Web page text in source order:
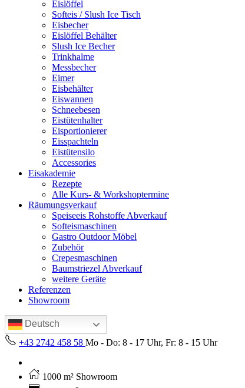
Eislöffel
Softeis / Slush Ice Tisch
Eisbecher
Eislöffel Behälter
Slush Ice Becher
Trinkhalme
Messbecher
Eimer
Eisbehälter
Eiswannen
Schneebesen
Eistütenhalter
Eisportionierer
Eisspachteln
Eistütensilo
Accessories
Eisakademie
Rezepte
Alle Kurs- & Workshoptermine
Räumungsverkauf
Speiseeis Rohstoffe Abverkauf
Softeismaschinen
Gastro Outdoor Möbel
Zubehör
Crepesmaschinen
Baumstriezel Abverkauf
weitere Geräte
Referenzen
Showroom
Deutsch
+43 2742 458 58 Mo - Do: 8 - 17 Uhr, Fr: 8 - 15 Uhr
1000 m² Showroom